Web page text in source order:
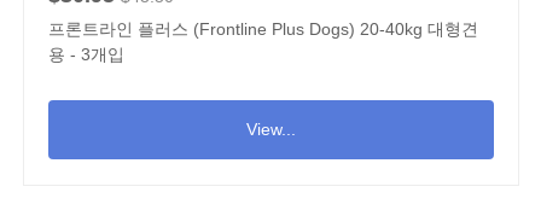
프론트라인 플러스 (Frontline Plus Dogs) 20-40kg 대형견
용 - 3개입
View...